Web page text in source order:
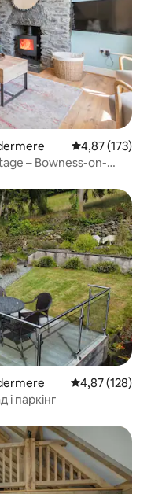
Середня
4,87 (173)
– Bowness-on-
Середня
4,87 (128)
паркінг